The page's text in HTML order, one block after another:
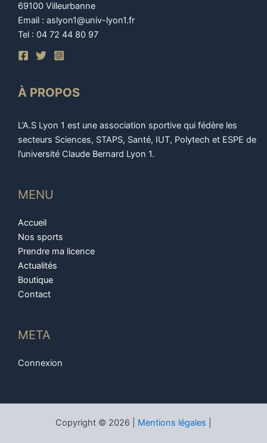
69100 Villeurbanne
Email : aslyon1@univ-lyon1.fr
Tel : 04 72 44 80 97
À PROPOS
L’A.S Lyon 1 est une association sportive qui fédère les
secteurs Sciences, STAPS, Santé, IUT, Polytech et ESPE de
l’université Claude Bernard Lyon 1.
MENU
Accueil
Nos sports
Prendre ma licence
Actualités
Boutique
Contact
META
Connexion
Copyright © 2026 | Mentions légales